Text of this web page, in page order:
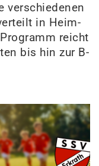
verschiedenen
in Heim-
reicht
bis hin zur B-